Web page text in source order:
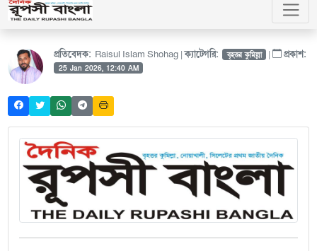
প্রতিবেদক: Raisul Islam Shohag |ক্যাটেগরি: বৃহত্তর কুমিল্লা | প্রকাশ:
25 Jan 2026, 12:40 AM